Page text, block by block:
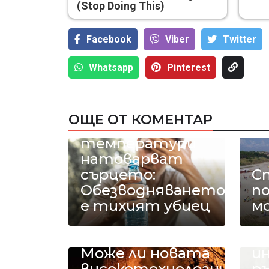
(Stop Doing This)
Facebook Viber Тwitter
Whatsapp Pinterest
ОЩЕ ОТ КОМЕНТАР
40-градусовите
температури
натоварват
сърцето:
Обезводняването
е тихият убиец
Може ли новата